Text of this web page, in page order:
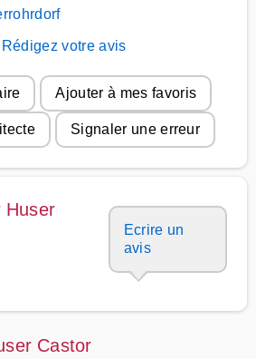
Rédigez votre avis
Ajouter à mes favoris
Signaler une erreur
Huser
Ecrire un
avis
Castor